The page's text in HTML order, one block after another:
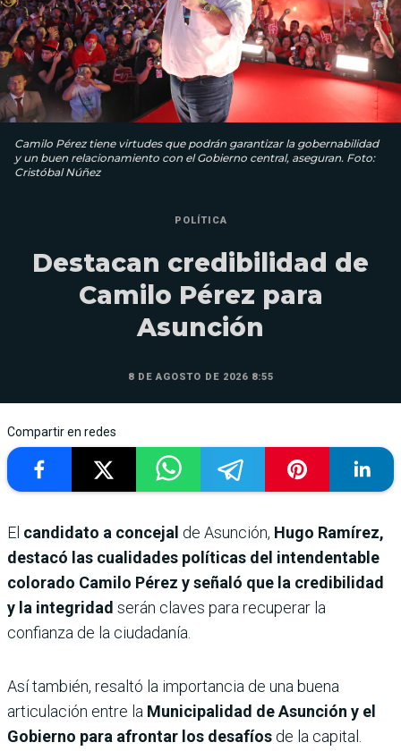
Camilo Pérez tiene virtudes que podrán garantizar la gobernabilidad
y un buen relacionamiento con el Gobierno central, aseguran. Foto:
Cristóbal Núñez
POLÍTICA
Destacan credibilidad de
Camilo Pérez para
Asunción
8 DE AGOSTO DE 2026 8:55
Compartir en redes
El candidato a concejal de Asunción, Hugo Ramírez,
destacó las cualidades políticas del intendentable
colorado Camilo Pérez y señaló que la credibilidad
y la integridad serán claves para recuperar la
confianza de la ciudadanía.
Así también, resaltó la importancia de una buena
articulación entre la Municipalidad de Asunción y el
Gobierno para afrontar los desafíos de la capital.